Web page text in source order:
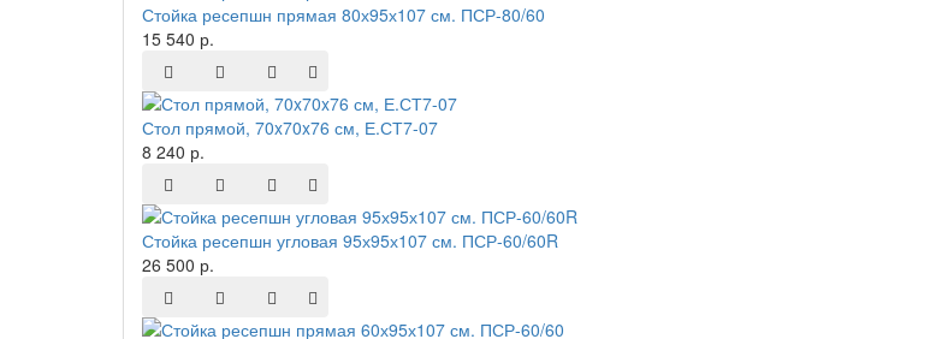
Стойка ресепшн прямая 80х95х107 см. ПСР-80/60
15 540 р.
Стол прямой, 70x70x76 см, Е.СТ7-07
8 240 р.
Стойка ресепшн угловая 95х95х107 см. ПСР-60/60R
26 500 р.